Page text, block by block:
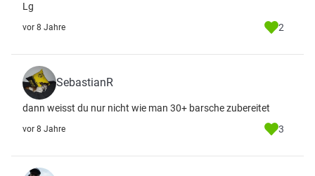
Lg
vor 8 Jahre 2
SebastianR
dann weisst du nur nicht wie man 30+ barsche zubereitet
vor 8 Jahre 3